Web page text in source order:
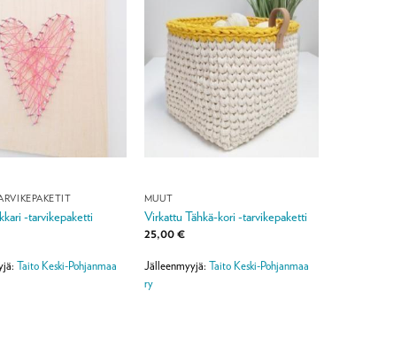
-tarvikepaketti
Taito Keski-Pohjanmaa
MUUT
Virkattu Tähkä-kori -tarvikepaketti
25,00€
Jälleenmyyjä: Taito Keski-Pohjanmaa
ry